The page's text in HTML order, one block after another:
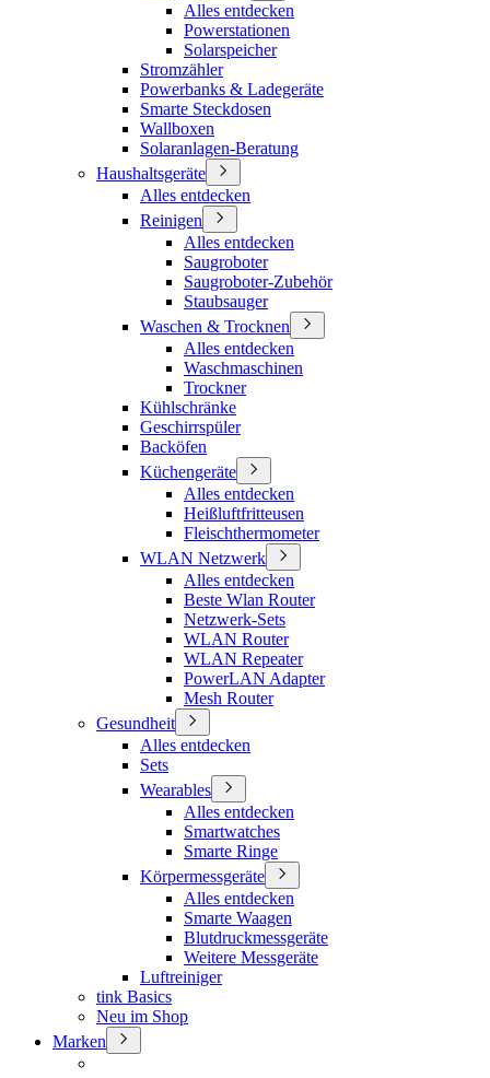
Alles entdecken
Powerstationen
Solarspeicher
Stromzähler
Powerbanks & Ladegeräte
Smarte Steckdosen
Wallboxen
Solaranlagen-Beratung
Haushaltsgeräte
Alles entdecken
Reinigen
Alles entdecken
Saugroboter
Saugroboter-Zubehör
Staubsauger
Waschen & Trocknen
Alles entdecken
Waschmaschinen
Trockner
Kühlschränke
Geschirrspüler
Backöfen
Küchengeräte
Alles entdecken
Heißluftfritteusen
Fleischthermometer
WLAN Netzwerk
Alles entdecken
Beste Wlan Router
Netzwerk-Sets
WLAN Router
WLAN Repeater
PowerLAN Adapter
Mesh Router
Gesundheit
Alles entdecken
Sets
Wearables
Alles entdecken
Smartwatches
Smarte Ringe
Körpermessgeräte
Alles entdecken
Smarte Waagen
Blutdruckmessgeräte
Weitere Messgeräte
Luftreiniger
tink Basics
Neu im Shop
Marken